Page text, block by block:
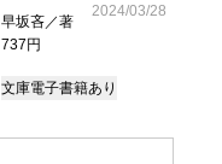
早坂吝／著
737円
2024/03/28
文庫電子書籍あり